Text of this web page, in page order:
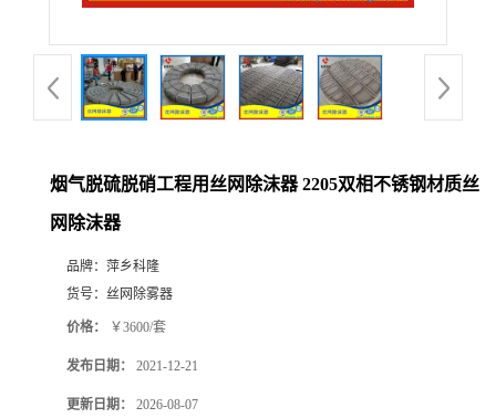
产
品
烟气脱硫脱硝工程用丝网除沫器 2205双相不锈钢材质丝
网除沫器
品牌： 萍乡科隆
货号： 丝网除雾器
价格： ￥3600/套
发布日期： 2021-12-21
更新日期： 2026-08-07